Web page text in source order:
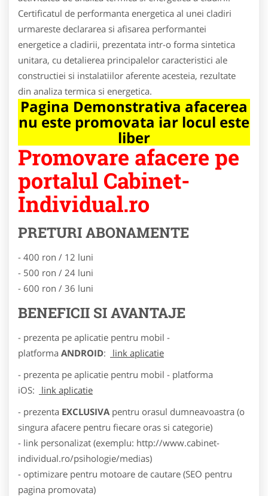
Certificatul de performanta energetica al unei cladiri
urmareste declararea si afisarea performantei
energetice a cladirii, prezentata intr-o forma sintetica
unitara, cu detalierea principalelor caracteristici ale
constructiei si instalatiilor aferente acesteia, rezultate
din analiza termica si energetica.
Pagina Demonstrativa afacerea
nu este promovata iar locul este
liber
Promovare afacere pe
portalul Cabinet-
Individual.ro
PRETURI ABONAMENTE
- 400 ron / 12 luni
- 500 ron / 24 luni
- 600 ron / 36 luni
BENEFICII SI AVANTAJE
- prezenta pe aplicatie pentru mobil -
platforma ANDROID:
link aplicatie
- prezenta pe aplicatie pentru mobil - platforma
iOS:
link aplicatie
- prezenta EXCLUSIVA pentru orasul dumneavoastra (o
singura afacere pentru fiecare oras si categorie)
- link personalizat (exemplu: http://www.cabinet-
individual.ro/psihologie/medias)
- optimizare pentru motoare de cautare (SEO pentru
pagina promovata)